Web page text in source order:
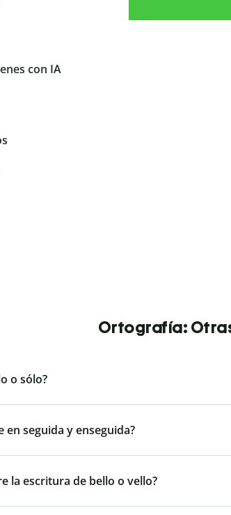
con IA
Ortografía:
o sólo?
en seguida y enseguida?
la escritura de bello o vello?